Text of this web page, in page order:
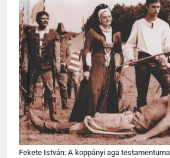
Fekete István: A koppányi aga